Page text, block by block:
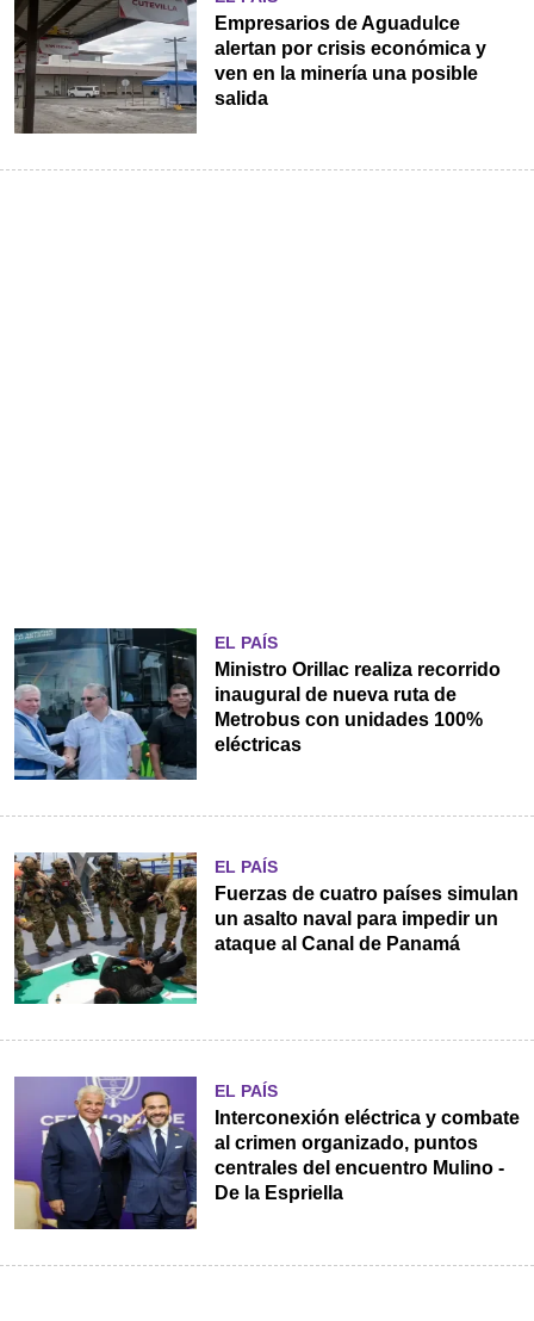
Empresarios de Aguadulce
alertan por crisis económica y
ven en la minería una posible
salida
EL PAÍS
Ministro Orillac realiza recorrido
inaugural de nueva ruta de
Metrobus con unidades 100%
eléctricas
EL PAÍS
Fuerzas de cuatro países simulan
un asalto naval para impedir un
ataque al Canal de Panamá
EL PAÍS
Interconexión eléctrica y combate
al crimen organizado, puntos
centrales del encuentro Mulino -
De la Espriella